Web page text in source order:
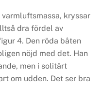
kryssar
dra fördel av
4. Den röda båten
nöjd med det. Han
men i solitärt
om udden. Det ser bra